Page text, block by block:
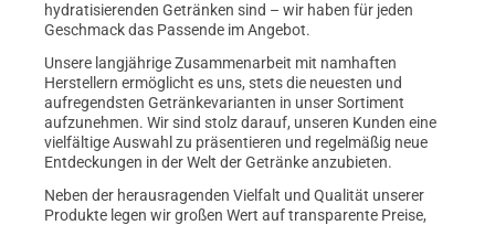
hydratisierenden Getränken sind – wir haben für jeden
Geschmack das Passende im Angebot.
Unsere langjährige Zusammenarbeit mit namhaften
Herstellern ermöglicht es uns, stets die neuesten und
aufregendsten Getränkevarianten in unser Sortiment
aufzunehmen. Wir sind stolz darauf, unseren Kunden eine
vielfältige Auswahl zu präsentieren und regelmäßig neue
Entdeckungen in der Welt der Getränke anzubieten.
Neben der herausragenden Vielfalt und Qualität unserer
Produkte legen wir großen Wert auf transparente Preise,